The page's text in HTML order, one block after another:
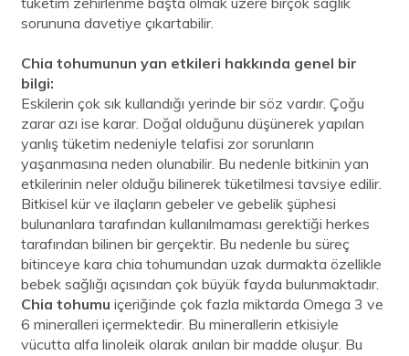
sorununa davetiye çıkartabilir.
Chia tohumunun yan etkileri hakkında genel bir
bilgi:
Eskilerin çok sık kullandığı yerinde bir söz vardır. Çoğu
zarar azı ise karar. Doğal olduğunu düşünerek yapılan
yanlış tüketim nedeniyle telafisi zor sorunların
yaşanmasına neden olunabilir. Bu nedenle bitkinin yan
etkilerinin neler olduğu bilinerek tüketilmesi tavsiye edilir.
Bitkisel kür ve ilaçların gebeler ve gebelik şüphesi
bulunanlara tarafından kullanılmaması gerektiği herkes
tarafından bilinen bir gerçektir. Bu nedenle bu süreç
bitinceye kara chia tohumundan uzak durmakta özellikle
bebek sağlığı açısından çok büyük fayda bulunmaktadır.
Chia tohumu içeriğinde çok fazla miktarda Omega 3 ve
6 mineralleri içermektedir. Bu minerallerin etkisiyle
vücutta alfa linoleik olarak anılan bir madde oluşur. Bu